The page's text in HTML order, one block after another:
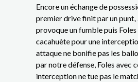
Encore un échange de
premier drive finit par un punt,
provoque un fumble puis Foles
cacahuète pour une
attaque ne bonifie pas les
par notre défense, Foles avec
interception ne tue pas le